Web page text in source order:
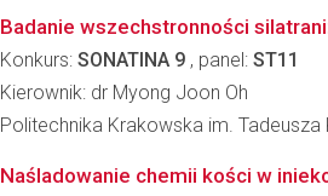
Badanie wszechstronności
Konkurs: SONATINA 9 , panel: ST11
Kierownik: dr Myong Joon Oh
Politechnika Krakowska im. Tadeusza
Naśladowanie chemii kości w